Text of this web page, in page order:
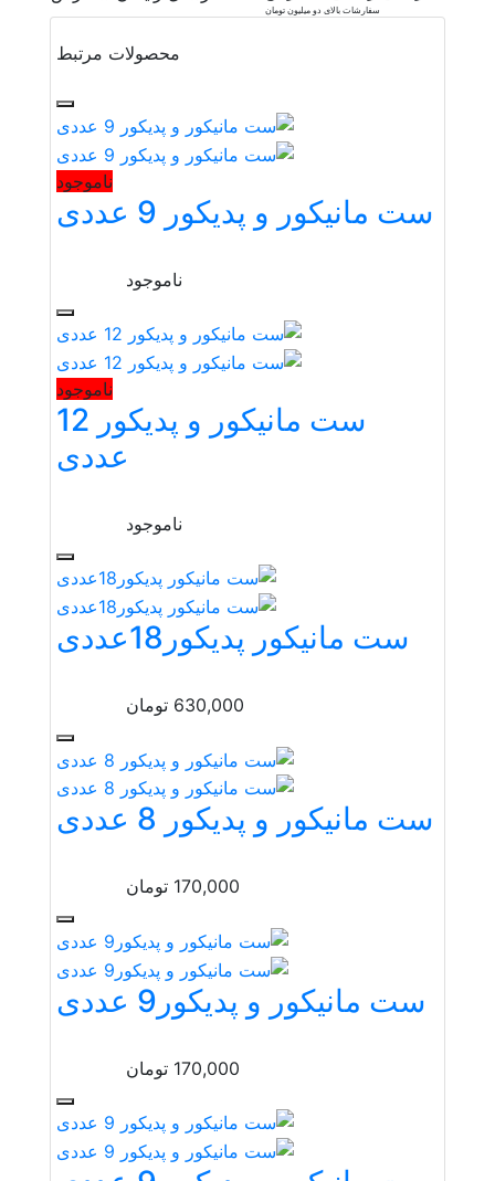
سفارشات بالای دو میلیون تومان
محصولات مرتبط
ناموجود
ست مانیکور و پدیکور 9 عددی
ناموجود
ناموجود
ست مانیکور و پدیکور 12
عددی
ناموجود
ست مانیکور پدیکور18عددی
630,000 تومان
ست مانیکور و پدیکور 8 عددی
170,000 تومان
ست مانیکور و پدیکور9 عددی
170,000 تومان